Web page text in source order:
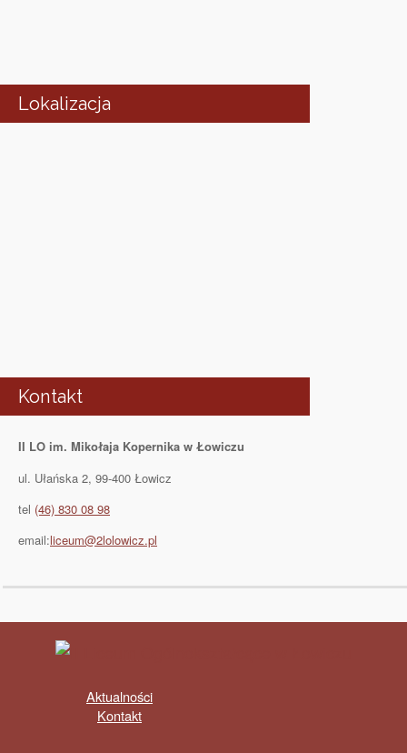
Lokalizacja
Kontakt
II LO im. Mikołaja Kopernika w Łowiczu
ul. Ułańska 2, 99-400 Łowicz
tel (46) 830 08 98
email:liceum@2lolowicz.pl
Aktualności
Kontakt